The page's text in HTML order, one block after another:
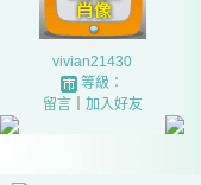
vivian21430
等級：
留言｜ 加入好友